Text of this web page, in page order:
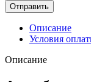
Отправить
Описание
Условия
Описание